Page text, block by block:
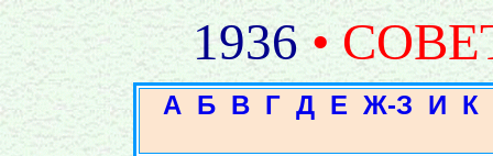
1936 •
А Б В Г Д Е Ж-З И К